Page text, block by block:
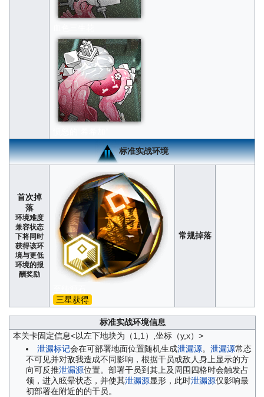
标准实战环境
首次掉
落
环境难度
兼容状态
下将同时
获得该环
境与更低
环境的报
酬奖励
三星获得
常规掉落
标准实战环境信息
本关卡固定信息<以左下地块为（1,1）,坐标（y,x）>
泄漏标记会在可部署地面位置随机生成泄漏源。 泄漏源常态
不可见并对敌我造成不同影响，根据干员或敌人身上显示的方
向可反推泄漏源位置。部署干员到其上及周围四格时会触发占
领，进入眩晕状态，并使其泄漏源显形，此时泄漏源仅影响最
初部署在附近的的干员。